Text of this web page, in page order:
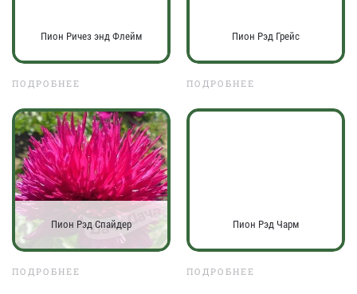
Пион Ричез энд Флейм
ПОДРОБНЕЕ
Пион Рэд Грейс
ПОДРОБНЕЕ
Пион Рэд Спайдер
ПОДРОБНЕЕ
Пион Рэд Чарм
ПОДРОБНЕЕ